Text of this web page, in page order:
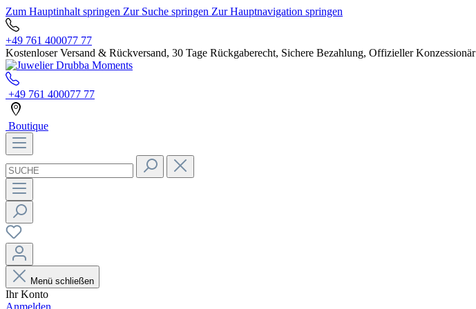
Zum Hauptinhalt springen Zur Suche springen Zur Hauptnavigation springen
+49 761 400077 77
Kostenloser Versand & Rückversand, 30 Tage Rückgaberecht, Sichere Bezahlung, Offizieller Konzessionär
+49 761 400077 77
Boutique
Menü schließen
Ihr Konto
Anmelden